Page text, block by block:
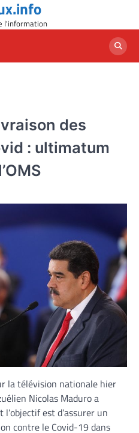
l'information
des
: ultimatum
la télévision nationale hier
Nicolas Maduro a
est d’assurer un
contre le Covid-19 dans